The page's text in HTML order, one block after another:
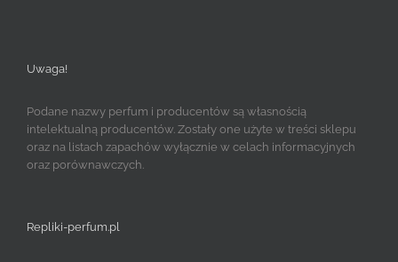
Uwaga!
Podane nazwy perfum i producentów są własnością
intelektualną producentów. Zostały one użyte w treści sklepu
oraz na listach zapachów wyłącznie w celach informacyjnych
oraz porównawczych.
Repliki-perfum.pl